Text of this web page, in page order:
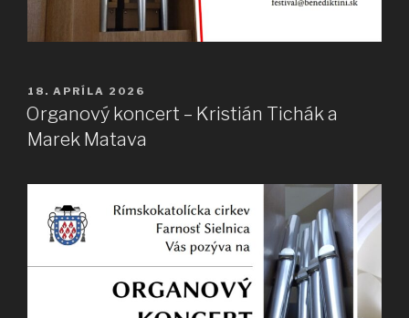
PUBLIKOVANÉ
18. APRÍLA 2026
Organový koncert – Kristián Tichák a
Marek Matava